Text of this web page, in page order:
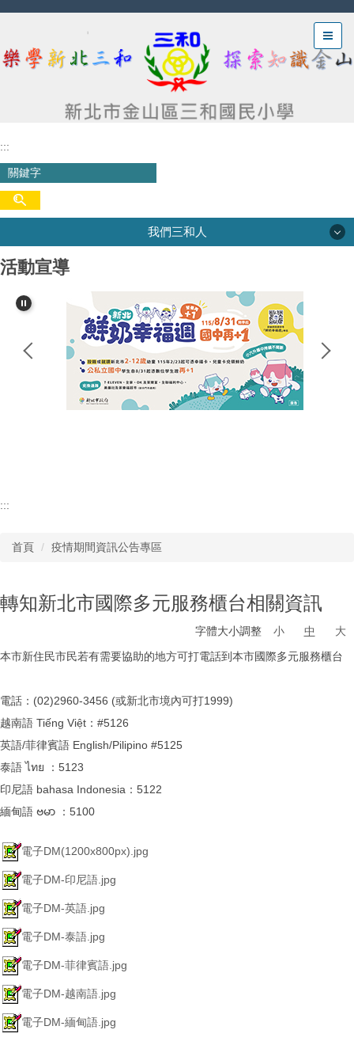
跳
要
:::
我們三和人
三和沿革
活動宣導
:::
首頁 疫情期間資訊公告專區
轉知新北市國際多元服務櫃台相關資訊
字體大小調整 小 中
大
本市新住民市民若有需要協助的地方可打電話到本市國際多元服務櫃台
電話：(02)2960-3456 (或新北市境內可打1999)
越南語 Tiếng Việt：#5126
英語/菲律賓語 English/Pilipino #5125
泰語 ไทย ：5123
印尼語 bahasa Indonesia：5122
緬甸語 ဗမာ ：5100
電子DM(1200x800px).jpg
電子DM-印尼語.jpg
電子DM-英語.jpg
電子DM-泰語.jpg
電子DM-菲律賓語.jpg
電子DM-越南語.jpg
電子DM-緬甸語.jpg